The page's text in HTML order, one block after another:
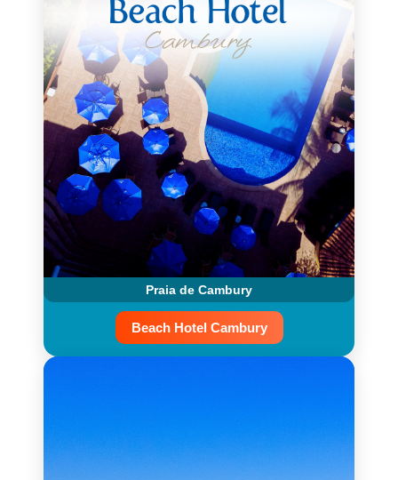
Praia de Cambury
Beach Hotel Cambury